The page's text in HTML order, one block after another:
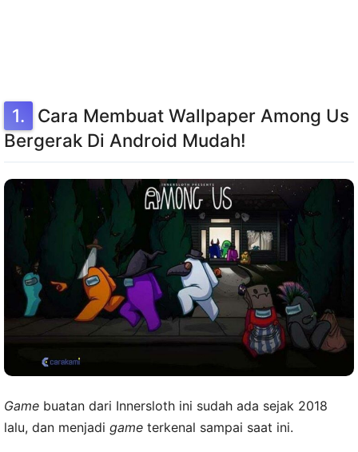
Cara Membuat Wallpaper Among Us
Bergerak Di Android Mudah!
Game buatan dari Innersloth ini sudah ada sejak 2018
lalu, dan menjadi game terkenal sampai saat ini.